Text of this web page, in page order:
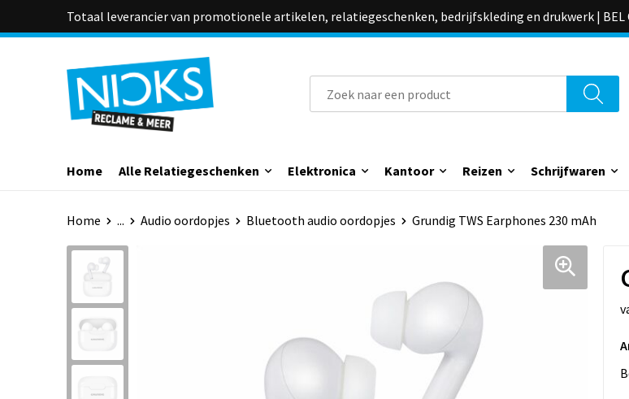
Totaal leverancier van promotionele artikelen, relatiegeschenken, bedrijfskleding en drukwerk | BEL
Home Alle Relatiegeschenken Elektronica Kantoor Reizen Schrijfwaren
Home ... Audio oordopjes Bluetooth audio oordopjes Grundig TWS Earphones 230 mAh